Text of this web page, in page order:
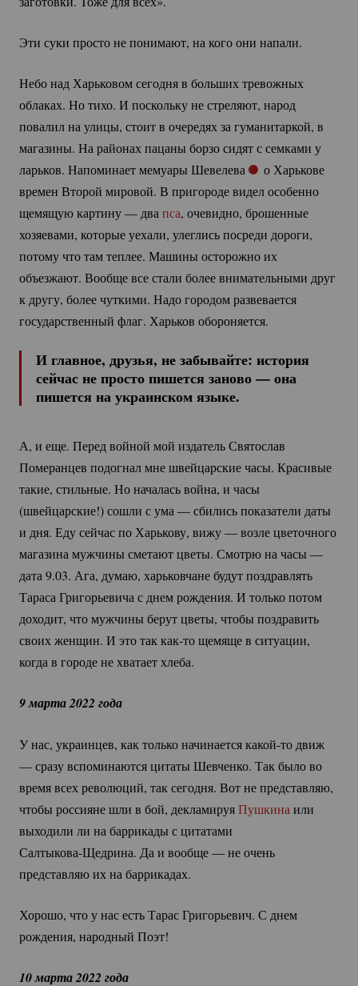
Эти суки просто не понимают, на кого они напали.
Небо над Харьковом сегодня в больших тревожных
облаках. Но тихо. И поскольку не стреляют, народ
повалил на улицы, стоит в очередях за гуманитаркой, в
магазины. На районах пацаны борзо сидят с семками у
ларьков. Напоминает мемуары Шевелева
о Харькове
времен Второй мировой. В пригороде видел особенно
щемящую картину — два пса, очевидно, брошенные
хозяевами, которые уехали, улеглись посреди дороги,
потому что там теплее. Машины осторожно их
объезжают. Вообще все стали более внимательными друг
к другу, более чуткими. Надо городом развевается
государственный флаг. Харьков обороняется.
И главное, друзья, не забывайте: история
сейчас не просто пишется заново — она
пишется на украинском языке.
А, и еще. Перед войной мой издатель Святослав
Померанцев подогнал мне швейцарские часы. Красивые
такие, стильные. Но началась война, и часы
(швейцарские!) сошли с ума — сбились показатели даты
и дня. Еду сейчас по Харькову, вижу — возле цветочного
магазина мужчины сметают цветы. Смотрю на часы —
дата 9.03. Ага, думаю, харьковчане будут поздравлять
Тараса Григорьевича с днем рождения. И только потом
доходит, что мужчины берут цветы, чтобы поздравить
своих женщин. И это так как-тощемяще в ситуации,
когда в городе не хватает хлеба.
9 марта 2022 года
У нас, украинцев, как только начинаетсякакой-то движ
— сразу вспоминаются цитаты Шевченко. Так было во
время всех революций, так сегодня. Вот не представляю,
чтобы россияне шли в бой, декламируяПушкина или
выходили ли на баррикады с цитатами
Салтыкова-Щедрина. Да и вообще — не очень
представляю их на баррикадах.
Хорошо, что у нас есть Тарас Григорьевич. С днем
рождения, народный Поэт!
10 марта 2022 года